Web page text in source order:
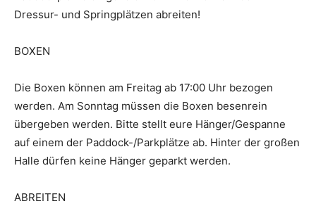
Dressur- und Springplätzen abreiten!
BOXEN
Die Boxen können am Freitag ab 17:00 Uhr bezogen
werden. Am Sonntag müssen die Boxen besenrein
übergeben werden. Bitte stellt eure Hänger/Gespanne
auf einem der Paddock-/Parkplätze ab. Hinter der großen
Halle dürfen keine Hänger geparkt werden.
ABREITEN